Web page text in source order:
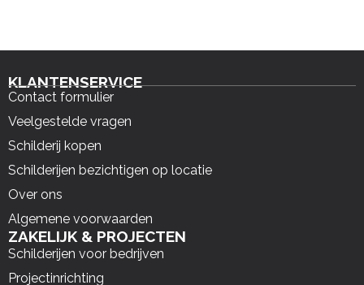
KLANTENSERVICE
Contact formulier
Veelgestelde vragen
Schilderij kopen
Schilderijen bezichtigen op locatie
Over ons
Algemene voorwaarden
ZAKELIJK & PROJECTEN
Schilderijen voor bedrijven
Projectinrichting